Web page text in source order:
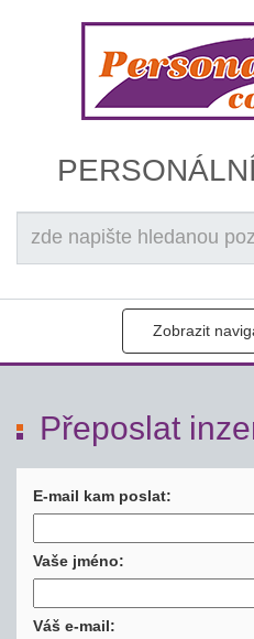
Zobrazit
Přeposlat
E-mail kam poslat:
Vaše jméno:
Váš e-mail: